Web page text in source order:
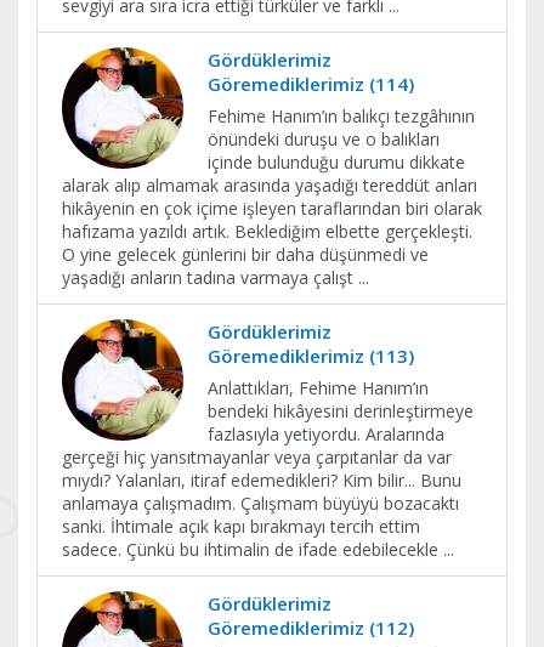
sevgiyi ara sıra icra ettiği türküler ve farklı ...
Gördüklerimiz
Göremediklerimiz (114)
Fehime Hanım’ın balıkçı tezgâhının
önündeki duruşu ve o balıkları
içinde bulunduğu durumu dikkate
alarak alıp almamak arasında yaşadığı tereddüt anları
hikâyenin en çok içime işleyen taraflarından biri olarak
hafızama yazıldı artık. Beklediğim elbette gerçekleşti.
O yine gelecek günlerini bir daha düşünmedi ve
yaşadığı anların tadına varmaya çalışt ...
Gördüklerimiz
Göremediklerimiz (113)
Anlattıkları, Fehime Hanım’ın
bendeki hikâyesini derinleştirmeye
fazlasıyla yetiyordu. Aralarında
gerçeği hiç yansıtmayanlar veya çarpıtanlar da var
mıydı? Yalanları, itiraf edemedikleri? Kim bilir... Bunu
anlamaya çalışmadım. Çalışmam büyüyü bozacaktı
sanki. İhtimale açık kapı bırakmayı tercih ettim
sadece. Çünkü bu ihtimalin de ifade edebilecekle ...
Gördüklerimiz
Göremediklerimiz (112)